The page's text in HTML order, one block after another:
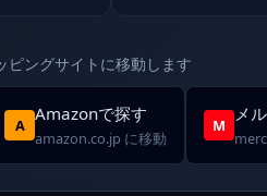
ピングサイトに移動します
A
Amazonで探す
amazon.co.jp に移動
M
メ